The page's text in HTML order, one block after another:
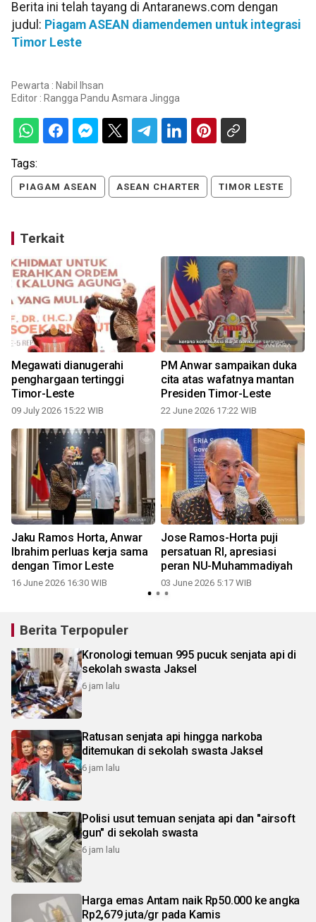
Berita ini telah tayang di Antaranews.com dengan
judul: Piagam ASEAN diamendemen untuk integrasi
Timor Leste
Pewarta : Nabil Ihsan
Editor : Rangga Pandu Asmara Jingga
Tags:
PIAGAM ASEAN ASEAN CHARTER TIMOR LESTE
Terkait
Megawati dianugerahi
penghargaan tertinggi
Timor-Leste
09 July 2026 15:22 WIB
PM Anwar sampaikan duka
cita atas wafatnya mantan
Presiden Timor-Leste
22 June 2026 17:22 WIB
Jaku Ramos Horta, Anwar
Ibrahim perluas kerja sama
dengan Timor Leste
16 June 2026 16:30 WIB
Jose Ramos-Horta puji
persatuan RI, apresiasi
peran NU-Muhammadiyah
03 June 2026 5:17 WIB
Berita Terpopuler
Kronologi temuan 995 pucuk senjata api di
sekolah swasta Jaksel
6 jam lalu
Ratusan senjata api hingga narkoba
ditemukan di sekolah swasta Jaksel
6 jam lalu
Polisi usut temuan senjata api dan "airsoft
gun" di sekolah swasta
6 jam lalu
Harga emas Antam naik Rp50.000 ke angka
Rp2,679 juta/gr pada Kamis